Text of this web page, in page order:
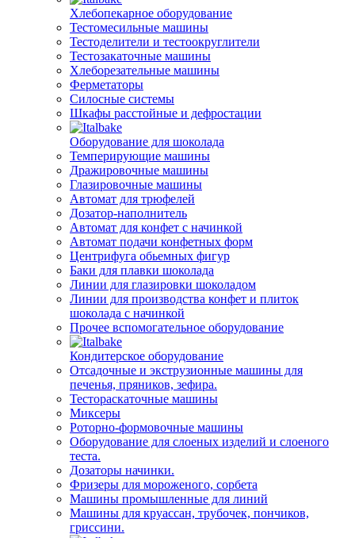
Хлебопекарное оборудование
Тестомесильные машины
Тестоделители и тестоокруглители
Тестозакаточные машины
Хлеборезательные машины
Ферметаторы
Силосные системы
Шкафы расстойные и дефростации
Оборудование для шоколада
Темперирующие машины
Дражировочные машины
Глазировочные машины
Автомат для трюфелей
Дозатор-наполнитель
Автомат для конфет с начинкой
Автомат подачи конфетных форм
Центрифуга обьемных фигур
Баки для плавки шоколада
Линии для глазировки шоколадом
Линии для производства конфет и плиток
шоколада с начинкой
Прочее вспомогательное оборудование
Кондитерское оборудование
Отсадочные и экструзионные машины для
печенья, пряников, зефира.
Тестораскаточные машины
Миксеры
Роторно-формовочные машины
Оборудование для слоеных изделий и слоеного
теста.
Дозаторы начинки.
Фризеры для мороженого, сорбета
Машины промышленные для линий
Машины для круассан, трубочек, пончиков,
гриссини.